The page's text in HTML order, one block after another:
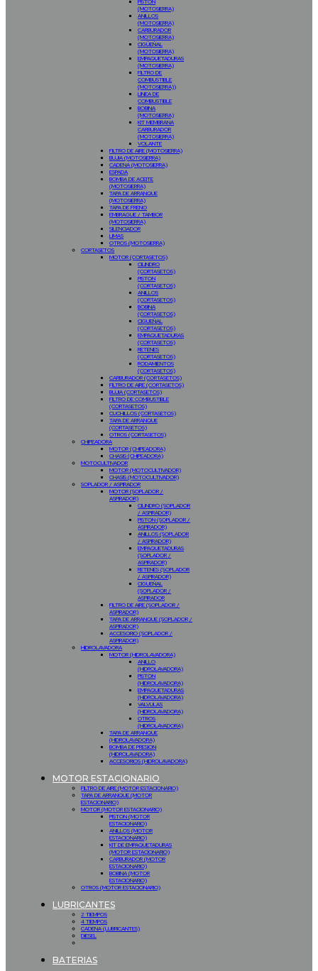
PISTON
(MOTOSIERRA)
ANILLOS
(MOTOSIERRA)
CARBURADOR
(MOTOSIERRA)
CIGÜEÑAL
(MOTOSIERRA)
EMPAQUETADURAS
(MOTOSIERRA)
FILTRO DE
COMBUSTIBLE
(MOTOSIERRA))
LINEA DE
COMBUSTIBLE
BOBINA
(MOTOSIERRA)
KIT MEMBRANA
CARBURADOR
(MOTOSIERRA)
VOLANTE
FILTRO DE AIRE (MOTOSIERRA)
BUJIA (MOTOSIERRA)
CADENA (MOTOSIERRA)
ESPADA
BOMBA DE ACEITE
(MOTOSIERRA)
TAPA DE ARRANQUE
(MOTOSIERRA)
TAPA DE FRENO
EMBRAGUE / TAMBOR
(MOTOSIERRA)
SILENCIADOR
LIMAS
OTROS (MOTOSIERRA)
CORTASETOS
MOTOR (CORTASETOS)
CILINDRO
(CORTASETOS)
PISTON
(CORTASETOS)
ANILLOS
(CORTASETOS)
BOBINA
(CORTASETOS)
CIGUEÑAL
(CORTASETOS)
EMPAQUETADURAS
(CORTASETOS)
RETENES
(CORTASETOS)
RODAMIENTOS
(CORTASETOS)
CARBURADOR (CORTASETOS)
FILTRO DE AIRE (CORTASETOS)
BUJIA (CORTASETOS)
FILTRO DE COMBUSTIBLE
(CORTASETOS)
CUCHILLOS (CORTASETOS)
TAPA DE ARRANQUE
(CORTASETOS)
OTROS (CORTASETOS)
CHIPEADORA
MOTOR (CHIPEADORA)
CHASIS (CHIPEADORA)
MOTOCULTIVADOR
MOTOR (MOTOCULTIVADOR)
CHASIS (MOTOCULTIVADOR)
SOPLADOR / ASPIRADOR
MOTOR (SOPLADOR /
ASPIRADOR)
CILINDRO (SOPLADOR
/ ASPIRADOR)
PISTON (SOPLADOR /
ASPIRADOR)
ANILLOS (SOPLADOR
/ ASPIRADOR)
EMPAQUETADURAS
(SOPLADOR /
ASPIRADOR)
RETENES (SOPLADOR
/ ASPIRADOR)
CIGUEÑAL
(SOPLADOR /
ASPIRADOR
FILTRO DE AIRE (SOPLADOR /
ASPIRADOR)
TAPA DE ARRANQUE (SOPLADOR /
ASPIRADOR)
ACCESORIO (SOPLADOR /
ASPIRADOR)
HIDROLAVADORA
MOTOR (HIDROLAVADORA)
ANILLO
(HIDROLAVADORA)
PISTON
(HIDROLAVADORA)
EMPAQUETADURAS
(HIDROLAVADORA)
VALVULAS
(HIDROLAVADORA)
OTROS
(HIDROLAVADORA)
TAPA DE ARRANQUE
(HIDROLAVADORA)
BOMBA DE PRESION
(HIDROLAVADORA)
ACCESORIOS (HIDROLAVADORA)
MOTOR ESTACIONARIO
FILTRO DE AIRE (MOTOR ESTACIONARIO)
TAPA DE ARRANQUE (MOTOR
ESTACIONARIO)
MOTOR (MOTOR ESTACIONARIO)
PISTON (MOTOR
ESTACIONARIO)
ANILLOS (MOTOR
ESTACIONARIO)
KIT DE EMPAQUETADURAS
(MOTOR ESTACIONARIO)
CARBURADOR (MOTOR
ESTACIONARIO)
BOBINA (MOTOR
ESTACIONARIO)
OTROS (MOTOR ESTACIONARIO)
LUBRICANTES
2 TIEMPOS
4 TIEMPOS
CADENA (LUBRICANTES)
DIESEL
BATERIAS